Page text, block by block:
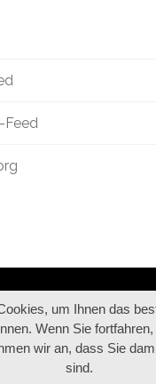
Feed
um Ihnen das
Wenn Sie
wir an, dass Sie
sind.